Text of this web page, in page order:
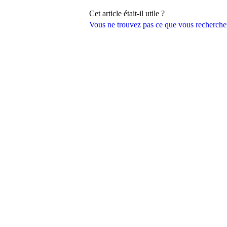
Vous ne trouvez pas ce que vous
Cet article était-il utile ?